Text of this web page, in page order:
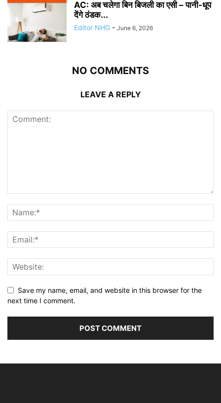
AC: अब चलेगा बिन बिजली का एसी – पानी-धूप
देंगे ठंडक...
Editor NHG - June 6, 2026
NO COMMENTS
LEAVE A REPLY
Save my name, email, and website in this browser for the
next time I comment.